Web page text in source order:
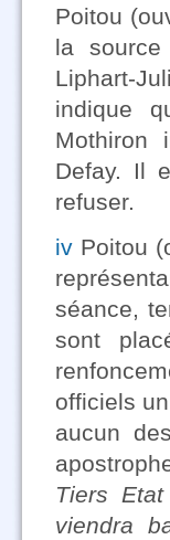
Poitou
la
Liphart-
indique
Mothiron
Defay. Il
refuser.
iv Poitou
séance,
sont
officiels
aucun
Tiers
viendra